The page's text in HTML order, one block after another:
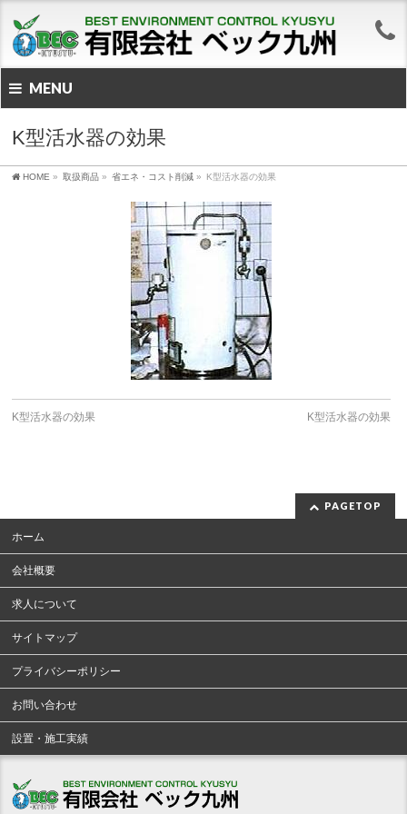
MENU
K型活水器の効果
HOME » 取扱商品 » 省エネ・コスト削減 » K型活水器の効果
K型活水器の効果 K型活水器の効果
PAGETOP
ホーム
会社概要
求人について
サイトマップ
プライバシーポリシー
お問い合わせ
設置・施工実績